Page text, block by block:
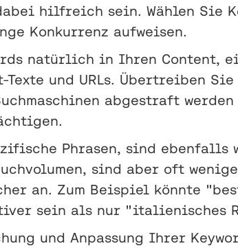
hilfreich sein. Wählen Sie
Konkurrenz aufweisen.
natürlich in Ihren Content,
und URLs. Übertreiben
abgestraft
Phrasen, sind ebenfalls
sind aber oft
an. Zum Beispiel könnte
sein als nur "italienisches
und Anpassung Ihrer